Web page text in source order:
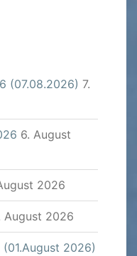
(07.08.2026) 7.
6. August
2026
August 2026
2026)